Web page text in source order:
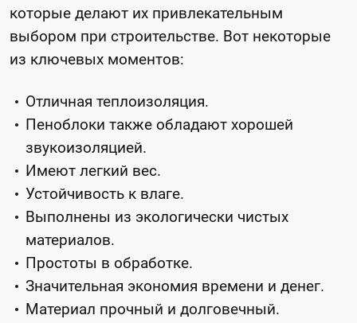
которые делают их привлекательным
выбором при строительстве. Вот некоторые
из ключевых моментов:
Отличная теплоизоляция.
Пеноблоки также обладают хорошей
звукоизоляцией.
Имеют легкий вес.
Устойчивость к влаге.
Выполнены из экологически чистых
материалов.
Простоты в обработке.
Значительная экономия времени и денег.
Материал прочный и долговечный.
Я согласен(а) на обработку персональных
данных
Я согласен(а) на обработку персональных
данных
Я согласен(а) на обработку персональных
данных